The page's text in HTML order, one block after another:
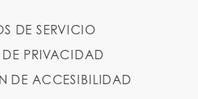
DE SERVICIO
PRIVACIDAD
DE ACCESIBILIDAD